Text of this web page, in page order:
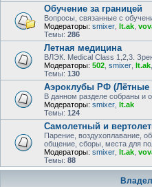
Обучение за границей
Вопросы, связанные с
Модераторы: smixer lt.ak
Темы: 286
Летная медицина
ВЛЭК. Medical Class 1,2,3.
Модераторы: 502 smixer lt.ak
Темы: 130
Аэроклубы РФ
В данном разделе собраны и
Модераторы: smixer lt.ak
Темы: 124
Самолетный и
Парение, воздухоплавание,
общение, сборы, места для
Модераторы: smixer lt.ak
Темы: 88